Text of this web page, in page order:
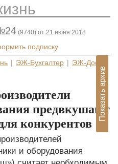
(9740) от 21 июня 2018
подписку
ЭЖ-Бухгалтер
ЭЖ-Досье
Показать архив
предвкушают
конкурентов
и оборудования